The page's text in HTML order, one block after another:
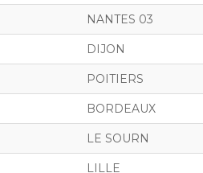
NANTES 03
DIJON
POITIERS
BORDEAUX
LE SOURN
LILLE